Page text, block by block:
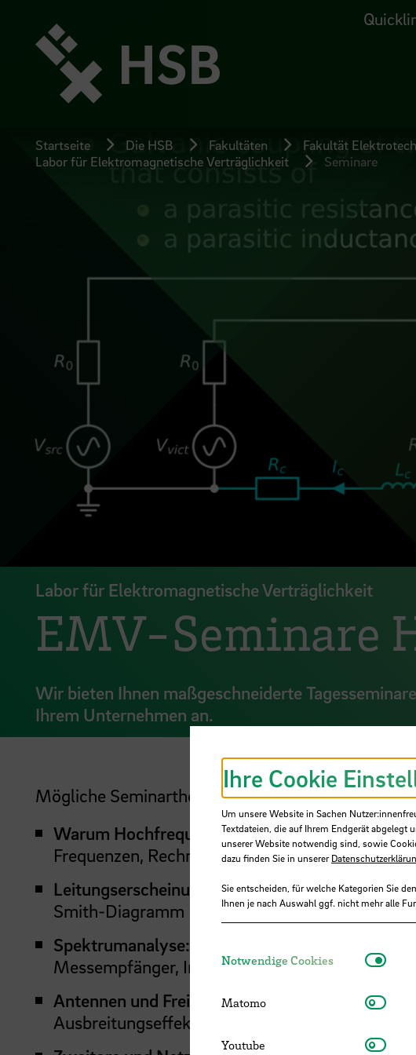
Seiteninhalt
springen
Startseite Die HSB Fakultäten Fakultät
Labor für Elektromagnetische Verträglichkeit
Seminare
Labor für Elektromagnetische Verträglichkeit
EMV-Seminare
Wir bieten Ihnen maßgeschneiderte
Ihrem Unternehmen an.
Mögliche Seminarthemen sind:
Warum Hochfrequenztechnik?Das HF-
Frequenzen, Rechnen mit dB
Leitungserscheinungen:Das besondere Bauteil
Smith-Diagramm
Spektrumanalyse:
Messempfänger, Interpretation von Spektren
Antennen und Freiraumausbreitung:
Wie
Ausbreitungseffekte insb. in der EMV,
Ihre Cookie
Um unsere Website in Sachen
Textdateien, die auf Ihrem Endgerät abgelegt
unserer Website notwendig sind, sowie
dazu finden Sie in unserer
Sie entscheiden, für welche Kategorien Sie
Ihnen je nach Auswahl ggf. nicht mehr alle
Notwendige Cookies
Matomo
Youtube Youtube